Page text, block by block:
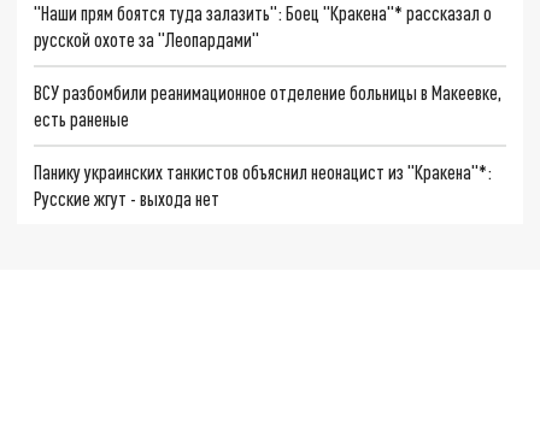
"Наши прям боятся туда залазить": Боец "Кракена"* рассказал о
русской охоте за "Леопардами"
ВСУ разбомбили реанимационное отделение больницы в Макеевке,
есть раненые
Панику украинских танкистов объяснил неонацист из "Кракена"*:
Русские жгут - выхода нет